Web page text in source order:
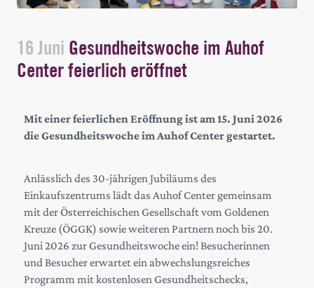
16 Juni Gesundheitswoche im Auhof
Center feierlich eröffnet
Mit einer feierlichen Eröffnung ist am 15. Juni 2026
die Gesundheitswoche im Auhof Center gestartet.
Anlässlich des 30-jährigen Jubiläums des
Einkaufszentrums lädt das Auhof Center gemeinsam
mit der Österreichischen Gesellschaft vom Goldenen
Kreuze (ÖGGK) sowie weiteren Partnern noch bis 20.
Juni 2026 zur Gesundheitswoche ein! Besucherinnen
und Besucher erwartet ein abwechslungsreiches
Programm mit kostenlosen Gesundheitschecks,